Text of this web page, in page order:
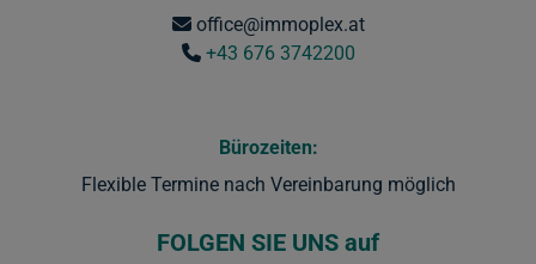
office@immoplex.at
+43 676 3742200
Bürozeiten:
Flexible Termine nach Vereinbarung möglich
FOLGEN SIE UNS auf